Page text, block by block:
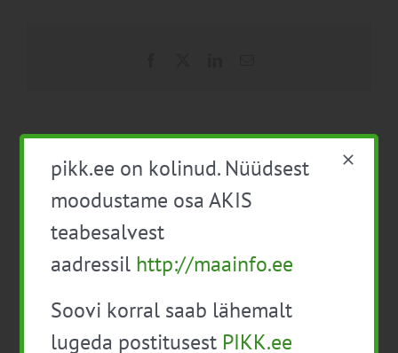
Õppereis Saaremaale
Põllupäev “Põldkatsed
pikk.ee on kolinud. Nüüdsest
moodustame osa AKIS
teabesalvest
aadressil http://maainfo.ee
Soovi korral saab lähemalt
lugeda postitusest PIKK.ee